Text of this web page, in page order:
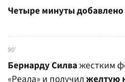
Четыре минуты
90'
Бернарду Силважестким
«Реала» и получилжелтую